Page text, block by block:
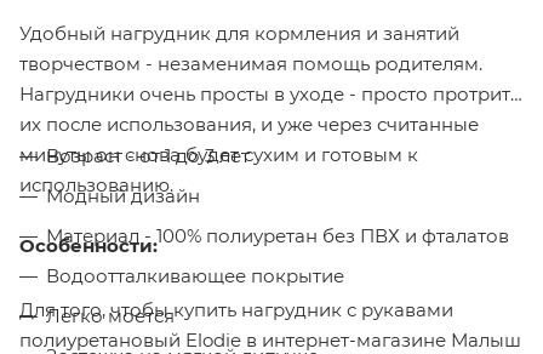
Удобный нагрудник для кормления и занятий
творчеством - незаменимая помощь родителям.
Нагрудники очень просты в уходе - просто протрите
их после использования, и уже через считанные
минуты он снова будет сухим и готовым к
использованию.
Особенности:
Возраст - от 1 до 3 лет
Модный дизайн
Материал - 100% полиуретан без ПВХ и фталатов
Водоотталкивающее покрытие
Легко моется
Для того, чтобы купить нагрудник с рукавами
полиуретановый Elodie в интернет-магазине Малыш